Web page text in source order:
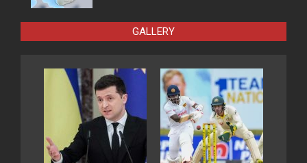
GALLERY